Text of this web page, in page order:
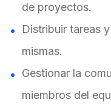
de proyectos.
Distribuir tareas
mismas.
Gestionar la
miembros del